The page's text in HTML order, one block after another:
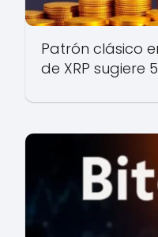
Patrón clásico
de XRP sugiere